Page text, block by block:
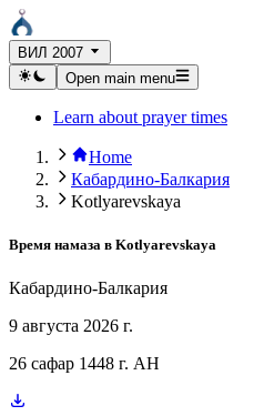
ВИЛ 2007
Open main menu
Learn about prayer times
Home
Кабардино-Балкария
Kotlyarevskaya
Время намаза в Kotlyarevskaya
Кабардино-Балкария
9 августа 2026 г.
26 сафар 1448 г. AH